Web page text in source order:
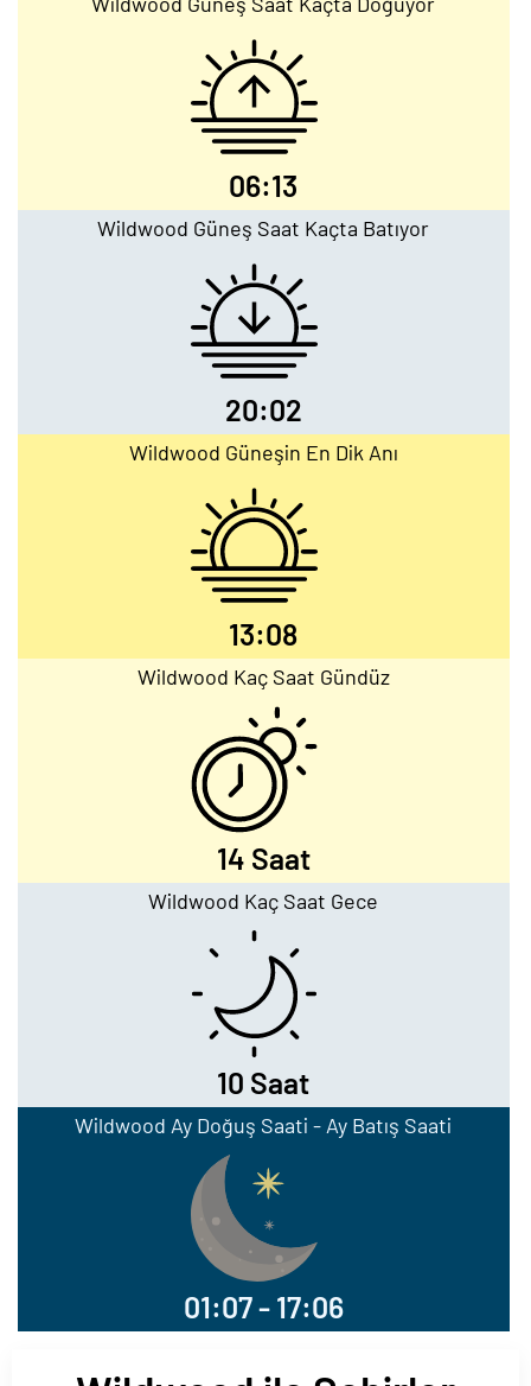
06:13
Wildwood Güneş Saat Kaçta Batıyor
20:02
Wildwood Güneşin En Dik Anı
13:08
Wildwood Kaç Saat Gündüz
14 Saat
Wildwood Kaç Saat Gece
10 Saat
Wildwood Ay Doğuş Saati - Ay Batış Saati
01:07 - 17:06